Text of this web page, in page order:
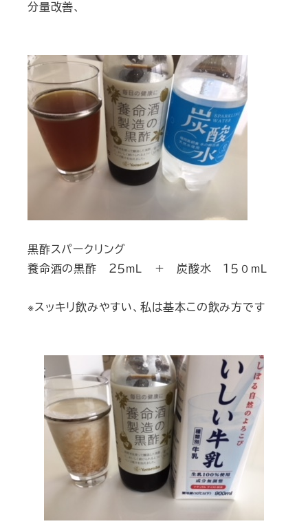
分量改善、
黒酢スパークリング
養命酒の黒酢 ２５mL ＋ 炭酸水 １５０mL
※スッキリ飲みやすい、私は基本この飲み方です